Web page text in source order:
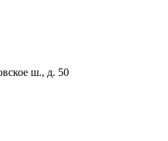
Московское ш., д. 50